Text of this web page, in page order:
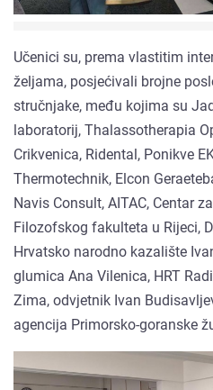
Učenici su, prema vlastitim
željama, posjećivali brojne
stručnjake, među kojima su
laboratorij, Thalassotherapia
Crikvenica, Ridental, Ponikve
Thermotechnik, Elcon
Navis Consult, AITAC, Centar
Filozofskog fakulteta u Rijeci,
Hrvatsko narodno kazalište
glumica Ana Vilenica, HRT
Zima, odvjetnik Ivan
agencija Primorsko-goranske